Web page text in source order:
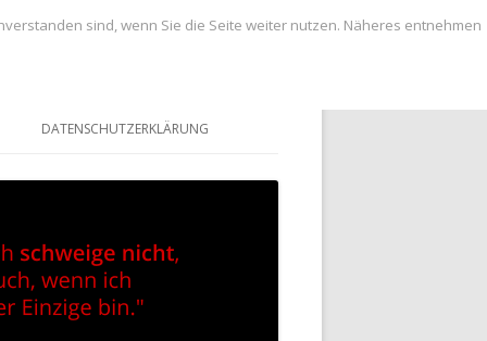
DATENSCHUTZERKLÄRUNG
sind, wenn Sie die Seite weiter nutzen. Näheres entnehmen